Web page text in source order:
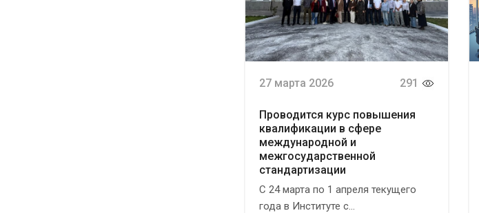
27 марта 2026 291
Проводится курс повышения
квалификации в сфере
международной и
межгосударственной
стандартизации
С 24 марта по 1 апреля текущего
года в Институте с...